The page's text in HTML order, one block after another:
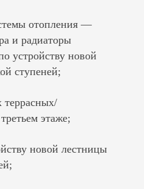
отопления —
и радиаторы
устройству новой
ступеней;
этаже;
новой лестницы